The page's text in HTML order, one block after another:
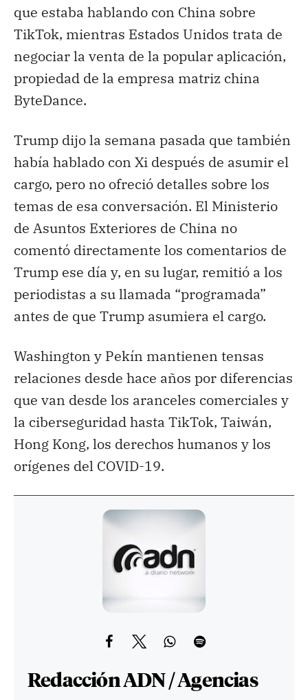
que estaba hablando con China sobre
TikTok, mientras Estados Unidos trata de
negociar la venta de la popular aplicación,
propiedad de la empresa matriz china
ByteDance.
Trump dijo la semana pasada que también
había hablado con Xi después de asumir el
cargo, pero no ofreció detalles sobre los
temas de esa conversación. El Ministerio
de Asuntos Exteriores de China no
comentó directamente los comentarios de
Trump ese día y, en su lugar, remitió a los
periodistas a su llamada “programada”
antes de que Trump asumiera el cargo.
Washington y Pekín mantienen tensas
relaciones desde hace años por diferencias
que van desde los aranceles comerciales y
la ciberseguridad hasta TikTok, Taiwán,
Hong Kong, los derechos humanos y los
orígenes del COVID-19.
Redacción ADN / Agencias